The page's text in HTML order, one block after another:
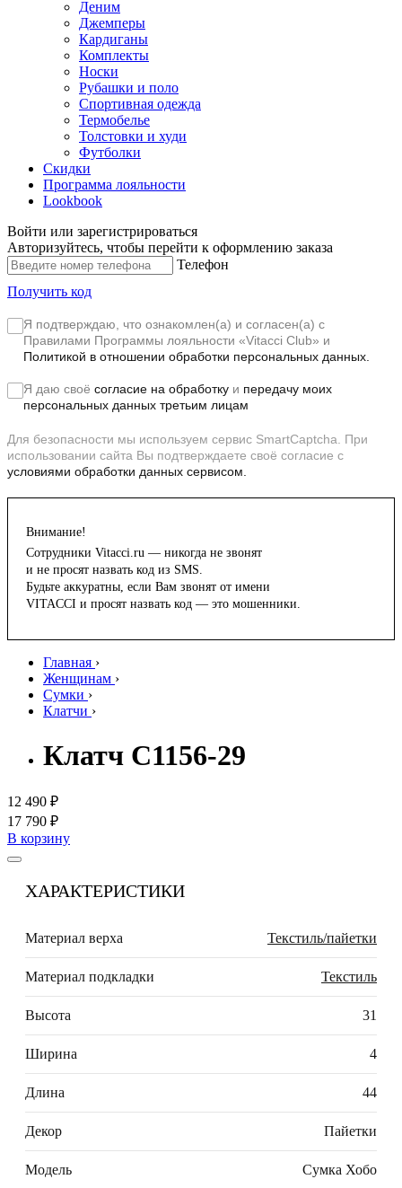
Деним
Джемперы
Кардиганы
Комплекты
Носки
Рубашки и поло
Спортивная одежда
Термобелье
Толстовки и худи
Футболки
Скидки
Программа лояльности
Lookbook
Войти или зарегистрироваться
Авторизуйтесь, чтобы перейти к оформлению заказа
Телефон
Получить код
Я подтверждаю, что ознакомлен(а) и согласен(а) с
Правилами Программы лояльности «Vitacci Club» и
Политикой в отношении обработки персональных данных.
Я даю своё согласие на обработку и передачу моих
персональных данных третьим лицам
Для безопасности мы используем сервис SmartCaptcha. При
использовании сайта Вы подтверждаете своё согласие с
условиями обработки данных сервисом.
Внимание!
Сотрудники Vitacci.ru — никогда не звонят
и не просят назвать код из SMS.
Будьте аккуратны, если Вам звонят от имени
VITACCI и просят назвать код — это мошенники.
Главная ›
Женщинам ›
Сумки ›
Клатчи ›
Клатч C1156-29
12 490 ₽
17 790 ₽
В корзину
ХАРАКТЕРИСТИКИ
Материал верха Текстиль/пайетки
Материал подкладки Текстиль
Высота 31
Ширина 4
Длина 44
Декор Пайетки
Модель Сумка Хобо